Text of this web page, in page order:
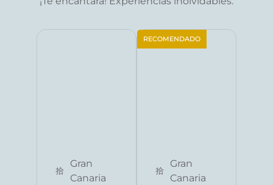
Gran
Canaria
RECOMENDADO
Gran
Canaria